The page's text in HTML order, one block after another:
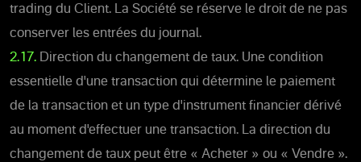
trading du Client. La Société se réserve le droit de ne pas
conserver les entrées du journal.
2.17. Direction du changement de taux. Une condition
essentielle d'une transaction qui détermine le paiement
de la transaction et un type d'instrument financier dérivé
au moment d'effectuer une transaction. La direction du
changement de taux peut être « Acheter » ou « Vendre ».